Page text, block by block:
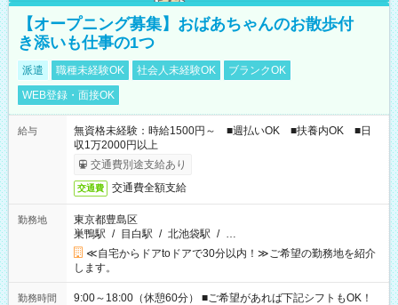
【オープニング募集】おばあちゃんのお散歩付
き添いも仕事の1つ
派遣 職種未経験OK 社会人未経験OK
ブランクOK
WEB登録・面接OK
給与
無資格未経験：時給1500円～ ■週払いOK ■扶養内OK ■日
収1万2000円以上
交通費別途支給あり
交通費 交通費全額支給
勤務地
東京都豊島区
巣鴨駅 / 目白駅 / 北池袋駅 / …
≪自宅からドアtoドアで30分以内！≫ご希望の勤務地を紹介
します。
勤務時間
9:00～18:00（休憩60分） ■ご希望があれば下記シフトもOK！